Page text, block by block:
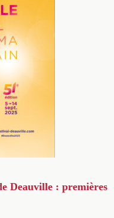
Deauville : premières